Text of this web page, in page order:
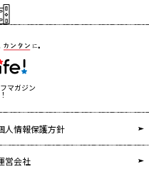
マガジン
人情報保護方針
営会社